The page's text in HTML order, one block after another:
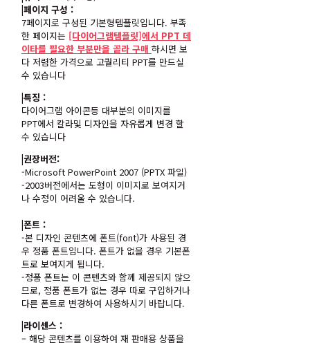
|폰트 :
-본 디자인 콘텐츠에 폰트(font)가 사용된 경
우 정품 폰트입니다. 폰트가 없을 경우 기본폰
트로 보여지게 됩니다.
-정품 폰트는 이 콘텐츠와 함께 제공되지 않으
므로, 정품 폰트가 없는 경우 따로 구입하거나
|라이센스 :
– 해당 콘텐츠를 이용하여 재 판매용 상품을
제작하거나 판매할 수 없습니다.
서 사용할 수 없습니다.
– 구매한 당사자는 대가를 목적으로 해당 콘
텐츠를 양도할 수 없습니다.
더레이아웃(대표 : 오승원) ㅣ
68261
통신판매업 신고: 제 2021-서울은평-1272호
사업자정보확인